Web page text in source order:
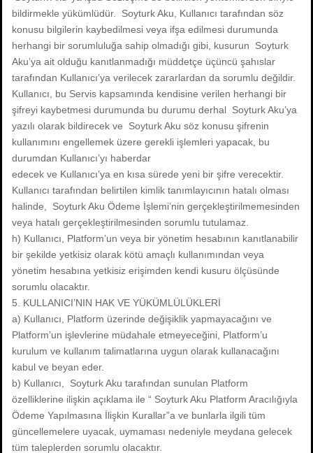
bildirmekle yükümlüdür. Soyturk Aku, Kullanıcı tarafından söz
konusu bilgilerin kaybedilmesi veya ifşa edilmesi durumunda
herhangi bir sorumluluğa sahip olmadığı gibi, kusurun Soyturk
Aku’ya ait olduğu kanıtlanmadığı müddetçe üçüncü şahıslar
tarafından Kullanıcı’ya verilecek zararlardan da sorumlu değildir.
Kullanıcı, bu Servis kapsamında kendisine verilen herhangi bir
şifreyi kaybetmesi durumunda bu durumu derhal Soyturk Aku’ya
yazılı olarak bildirecek ve Soyturk Aku söz konusu şifrenin
kullanımını engellemek üzere gerekli işlemleri yapacak, bu
durumdan Kullanıcı’yı haberdar
edecek ve Kullanıcı’ya en kısa sürede yeni bir şifre verecektir.
Kullanıcı tarafından belirtilen kimlik tanımlayıcının hatalı olması
halinde, Soyturk Aku Ödeme İşlemi’nin gerçekleştirilmemesinden
veya hatalı gerçekleştirilmesinden sorumlu tutulamaz.
h) Kullanıcı, Platform’un veya bir yönetim hesabının kanıtlanabilir
bir şekilde yetkisiz olarak kötü amaçlı kullanımından veya
yönetim hesabına yetkisiz erişimden kendi kusuru ölçüsünde
sorumlu olacaktır.
5. KULLANICI’NIN HAK VE YÜKÜMLÜLÜKLERİ
a) Kullanıcı, Platform üzerinde değişiklik yapmayacağını ve
Platform’un işlevlerine müdahale etmeyeceğini, Platform’u
kurulum ve kullanım talimatlarına uygun olarak kullanacağını
kabul ve beyan eder.
b) Kullanıcı, Soyturk Aku tarafından sunulan Platform
özelliklerine ilişkin açıklama ile “ Soyturk Aku Platform Aracılığıyla
Ödeme Yapılmasına İlişkin Kurallar”a ve bunlarla ilgili tüm
güncellemelere uyacak, uymaması nedeniyle meydana gelecek
tüm taleplerden sorumlu olacaktır.